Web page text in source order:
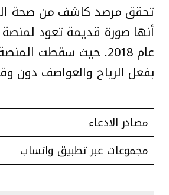
تحقق مرصد كاشف من صحة
أنها صورة قديمة تعود لمنصة
عام 2018. حيث سقطت
بفعل الرياح والعواصف دون
مصادر الادعاء
مجموعات عبر تطبيق واتساب